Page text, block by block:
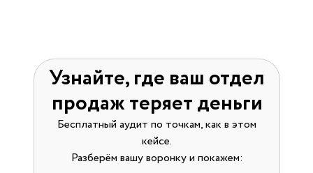
Узнайте, где ваш отдел
продаж теряет деньги
Бесплатный аудит по точкам, как в этом
кейсе.
Разберём вашу воронку и покажем: